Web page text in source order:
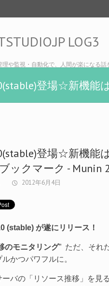
LOG3
や監視・自動化で、人間が楽になる話
登場☆新機能
登場☆新機能
2012年6月4日
(stable) が遂にリリース！
のモニタリング” ただ、それ
かつパワフルに。
ーバの「リソース推移」を見